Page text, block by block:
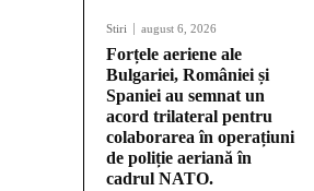
Stiri august 6, 2026
Forțele aeriene ale
Bulgariei, României și
Spaniei au semnat un
acord trilateral pentru
colaborarea în operațiuni
de poliție aeriană în
cadrul NATO.